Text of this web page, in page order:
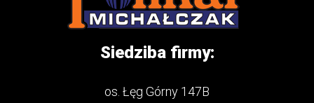
Siedziba firmy:
os. Łęg Górny 147B